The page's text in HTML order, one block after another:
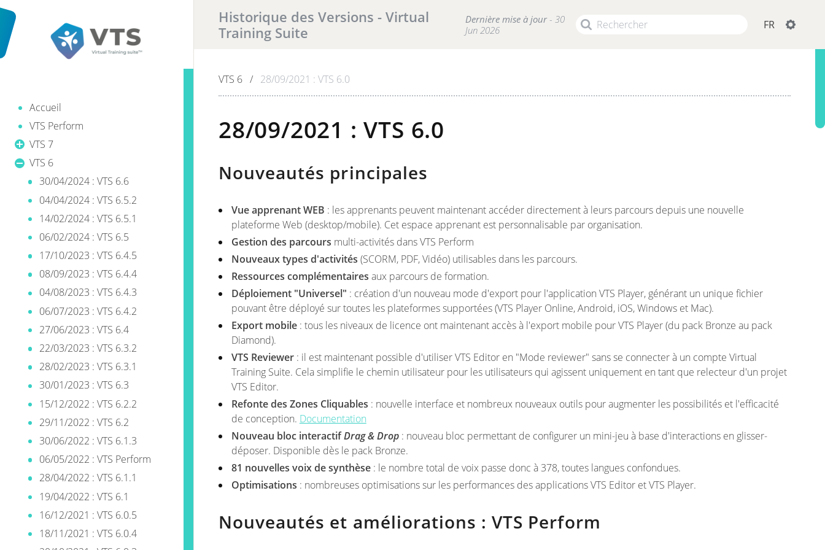
Historique des Versions - Virtual
Training Suite
Dernière mise à jour- 30
Jun 2026
FR
Accueil
VTS Perform
VTS 7
VTS 6
30/04/2024 : VTS 6.6
04/04/2024 : VTS 6.5.2
14/02/2024 : VTS 6.5.1
06/02/2024 : VTS 6.5
17/10/2023 : VTS 6.4.5
08/09/2023 : VTS 6.4.4
04/08/2023 : VTS 6.4.3
06/07/2023 : VTS 6.4.2
27/06/2023 : VTS 6.4
22/03/2023 : VTS 6.3.2
28/02/2023 : VTS 6.3.1
30/01/2023 : VTS 6.3
15/12/2022 : VTS 6.2.2
29/11/2022 : VTS 6.2
30/06/2022 : VTS 6.1.3
06/05/2022 : VTS Perform
28/04/2022 : VTS 6.1.1
19/04/2022 : VTS 6.1
16/12/2021 : VTS 6.0.5
18/11/2021 : VTS 6.0.4
Il y a résultat(s) pour votre recherche .
VTS 6 / 28/09/2021 : VTS 6.0
28/09/2021 : VTS 6.0
Nouveautés principales
Vue apprenant WEB : les apprenants peuvent maintenant accéder directement à leurs parcours depuis une nouvelle
plateforme Web (desktop/mobile). Cet espace apprenant est personnalisable par organisation.
Gestion des parcours multi-activités dans VTS Perform
Nouveaux types d'activités (SCORM, PDF, Vidéo) utilisables dans les parcours.
Ressources complémentaires aux parcours de formation.
Déploiement "Universel" : création d'un nouveau mode d'export pour l'application VTS Player, générant un unique fichier
pouvant être déployé sur toutes les plateformes supportées (VTS Player Online, Android, iOS, Windows et Mac).
Export mobile: tous les niveaux de licence ont maintenant accès à l'export mobile pour VTS Player (du pack Bronze au pack
Diamond).
VTS Reviewer: il est maintenant possible d'utiliser VTS Editor en "Mode reviewer" sans se connecter à un compte Virtual
Training Suite. Cela simplifie le chemin utilisateur pour les utilisateurs qui agissent uniquement en tant que relecteur d'un projet
VTS Editor.
Refonte des Zones Cliquables : nouvelle interface et nombreux nouveaux outils pour augmenter les possibilités et l'efficacité
de conception. Documentation
Nouveau bloc interactifDrag & Drop: nouveau bloc permettant de configurer un mini-jeu à base d'interactions en glisser-
déposer. Disponible dès le pack Bronze.
81 nouvelles voix de synthèse: le nombre total de voix passe donc à 378, toutes langues confondues.
Optimisations : nombreuses optimisations sur les performances des applications VTS Editor et VTS Player.
Nouveautés et améliorations : VTS Perform